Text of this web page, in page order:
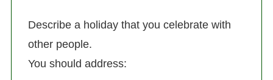
Describe a holiday that you celebrate with
other people.
You should address: